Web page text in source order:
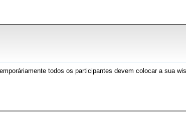
todos os participantes devem colocar a sua